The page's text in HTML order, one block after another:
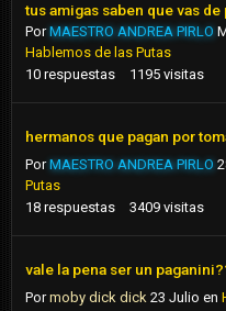
tus amigas saben que vas de
PorMAESTRO ANDREA PIRLO
Hablemos de las Putas
10 respuestas 1195 visitas
hermanos que pagan por
PorMAESTRO ANDREA PIRLO
Putas
18 respuestas 3409 visitas
vale la pena ser un
Pormoby dick dick 23 Julio en